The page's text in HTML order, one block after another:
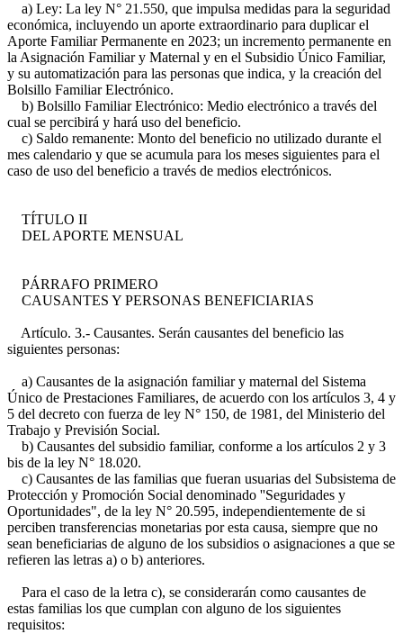
a) Ley: La ley N° 21.550, que impulsa medidas para la seguridad
económica, incluyendo un aporte extraordinario para duplicar el
Aporte Familiar Permanente en 2023; un incremento permanente en
la Asignación Familiar y Maternal y en el Subsidio Único Familiar,
y su automatización para las personas que indica, y la creación del
Bolsillo Familiar Electrónico.
b) Bolsillo Familiar Electrónico: Medio electrónico a través del
cual se percibirá y hará uso del beneficio.
c) Saldo remanente: Monto del beneficio no utilizado durante el
mes calendario y que se acumula para los meses siguientes para el
caso de uso del beneficio a través de medios electrónicos.
TÍTULO II
DEL APORTE MENSUAL
PÁRRAFO PRIMERO
CAUSANTES Y PERSONAS BENEFICIARIAS
Artículo. 3.- Causantes. Serán causantes del beneficio las
siguientes personas:
a) Causantes de la asignación familiar y maternal del Sistema
Único de Prestaciones Familiares, de acuerdo con los artículos 3, 4 y
5 del decreto con fuerza de ley N° 150, de 1981, del Ministerio del
Trabajo y Previsión Social.
b) Causantes del subsidio familiar, conforme a los artículos 2 y 3
bis de la ley N° 18.020.
c) Causantes de las familias que fueran usuarias del Subsistema de
Protección y Promoción Social denominado ''Seguridades y
Oportunidades", de la ley N° 20.595, independientemente de si
perciben transferencias monetarias por esta causa, siempre que no
sean beneficiarias de alguno de los subsidios o asignaciones a que se
refieren las letras a) o b) anteriores.
Para el caso de la letra c), se considerarán como causantes de
estas familias los que cumplan con alguno de los siguientes
requisitos: